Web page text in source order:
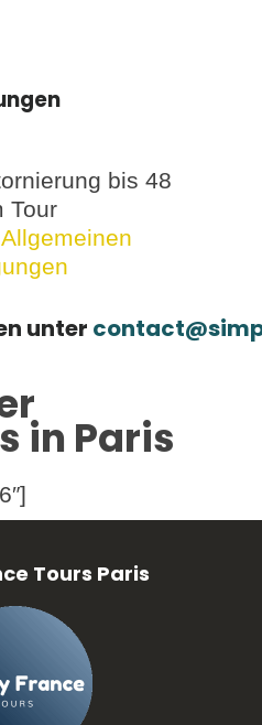
bis 48
Tour
Allgemeinen
unter
in Paris
Tours Paris